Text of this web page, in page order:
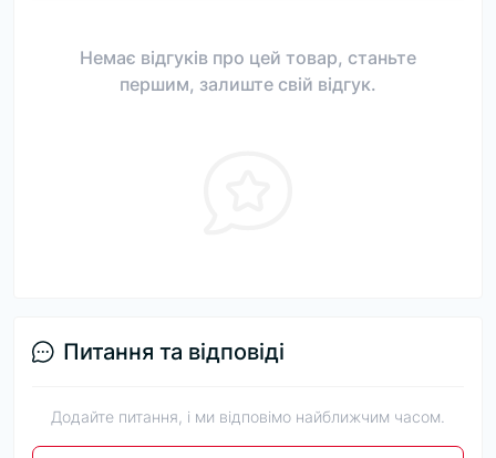
Немає відгуків про цей товар, станьте
першим, залиште свій відгук.
Питання та відповіді
Додайте питання, і ми відповімо найближчим часом.